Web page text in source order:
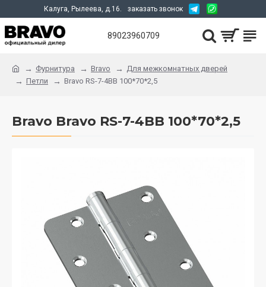
Калуга, Рылеева, д.16. заказать звонок
89023960709
Фурнитура Bravo
Для межкомнатных дверей
Петли
Bravo RS-7-4BB 100*70*2,5
Bravo Bravo RS-7-4BB 100*70*2,5